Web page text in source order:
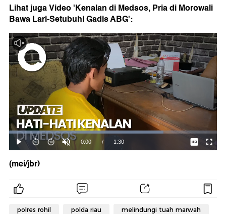
Lihat juga Video 'Kenalan di Medsos, Pria di Morowali
Bawa Lari-Setubuhi Gadis ABG':
(mei/jbr)
polres rohil polda riau melindungi tuah marwah